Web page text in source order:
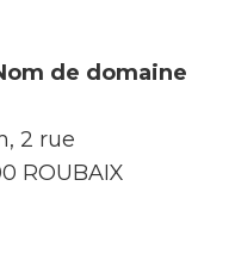
de domaine
2 rue
ROUBAIX